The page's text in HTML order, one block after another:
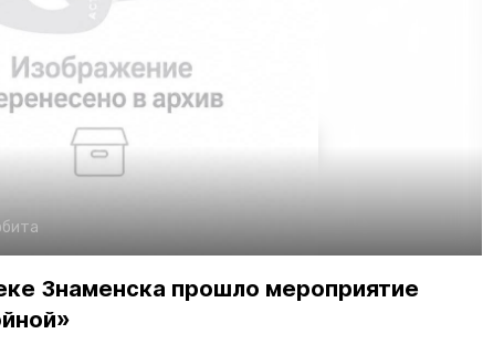
Знаменска прошло мероприятие